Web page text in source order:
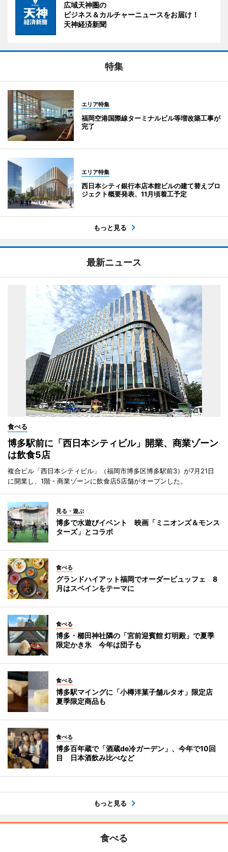
広域天神圏の
ビジネス＆カルチャーニュースをお届け！
天神経済新聞
特集
エリア特集
福岡空港国際線ターミナルビル等増改築工事が
完了
エリア特集
西日本シティ銀行本店本館ビルの建て替えプロ
ジェクト概要発表、11月頃着工予定
もっと見る
最新ニュース
食べる
博多駅前に「西日本シティビル」開業、商業ゾーン
は飲食5店
複合ビル「西日本シティビル」（福岡市博多区博多駅前3）が7月21日
に開業し、1階・商業ゾーンに飲食店5店舗がオープンした。
見る・遊ぶ
博多で水遊びイベント 映画「ミニオンズ＆モンス
ターズ」とコラボ
食べる
グランドハイアット福岡でオーダービュッフェ 8
月はスペインをテーマに
食べる
博多・櫛田神社隣の「宮前迎賓館 灯明殿」で夏季
限定かき氷 今年は団子も
食べる
博多駅マイングに「小樽洋菓子舗ルタオ」限定店
夏季限定商品も
食べる
博多百年蔵で「酒蔵de冷ガーデン」、今年で10回
目 日本酒飲み比べなど
もっと見る
食べる